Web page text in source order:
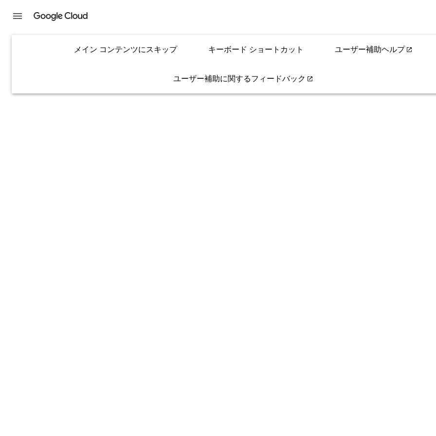
メイン コンテンツにスキップ キーボード ショートカット ユーザー補助ヘルプ
ユーザー補助に関するフィードバック